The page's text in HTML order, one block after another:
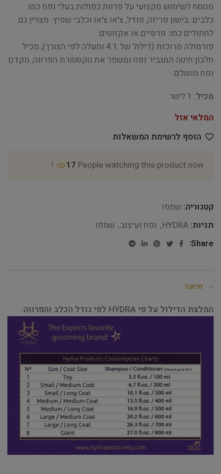
מנוסח לשימוש מקצועי על פרוות כפולות בעלי נפח כמו
כלבים: בישון פריזה, פודל, צ'או צ'או וכלבי שפיץ. מצויין גם
לחתולים כמו: פרסיים או אקזוטים.
פורמולה מרוכזת (דילול של 4:1 ומעלה לפי הצורך), מכיל
חלבון חיטה המגביר נפח ומשפר את טקסטורת הפרווה, מקדם
נפח מושלם.
מכיל: 1 ליטר.
המלאי אזל
הוסף לרשימת המשאלות
17 People watching this product now!
קטגוריה: שמפו
תגיות: HYDRA
, נפח ועיצוב, שמפו
Share:
תיאור
המלצת הדילול על פי HYDRA לפי גודל הכלב והפרווה: